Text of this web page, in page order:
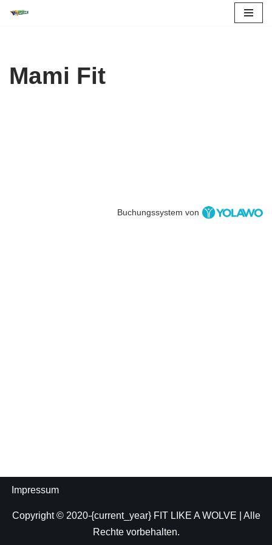
springen
Mami Fit
Buchungssystem von
Impressum
Copyright © 2020-{current_year} FIT LIKE A WOLVE | Alle
Rechte vorbehalten.